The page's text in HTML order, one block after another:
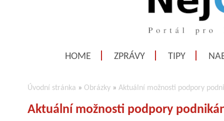
HOME ZPRÁVY TIPY
Úvodní stránka » Obrázky » Aktuální možnosti podpory
Aktuální možnosti podpory